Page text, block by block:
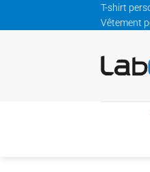
au
T-shirt
Vêtement